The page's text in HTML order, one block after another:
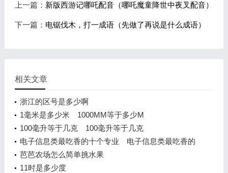
上一篇： 新版西游记哪吒配音（哪吒魔童降世中夜叉配音）
下一篇： 电锯伐木，打一成语（先做了再说是什么成语）
相关文章
浙江的区号是多少啊
1毫米是多少米 1000MM等于多少M
100毫升等于几克 100毫升等于几克
电子信息类最吃香的十个专业 电子信息类最吃香的
十个专业
芭芭农场怎么简单挑水果
11时是多少度